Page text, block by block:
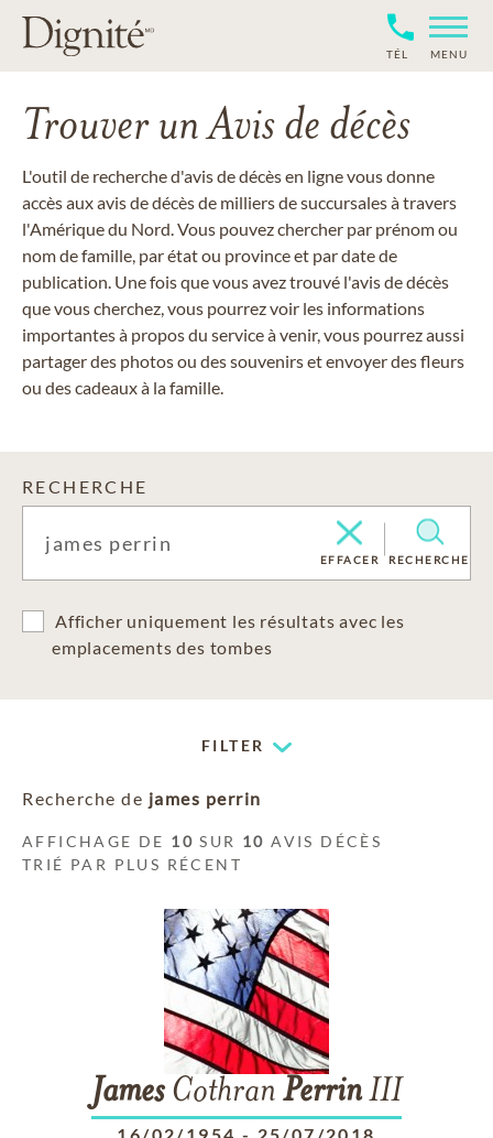
TÉL MENU
Trouver un Avis de décès
L'outil de recherche d'avis de décès en ligne vous donne
accès aux avis de décès de milliers de succursales à travers
l'Amérique du Nord. Vous pouvez chercher par prénom ou
nom de famille, par état ou province et par date de
publication. Une fois que vous avez trouvé l'avis de décès
que vous cherchez, vous pourrez voir les informations
importantes à propos du service à venir, vous pourrez aussi
partager des photos ou des souvenirs et envoyer des fleurs
ou des cadeaux à la famille.
RECHERCHE
EFFACER RECHERCHE
Afficher uniquement les résultats avec les
emplacements des tombes
FILTER
Recherche de james perrin
AFFICHAGE DE 10 SUR 10 AVIS DÉCÈS
TRIÉ PAR PLUS RÉCENT
JamesCothran PerrinIII